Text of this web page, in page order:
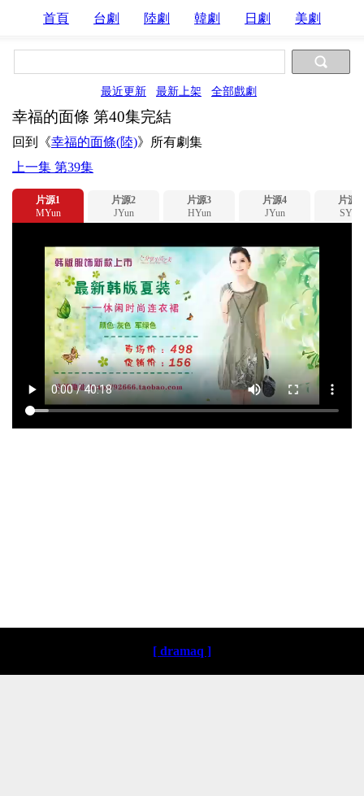
首頁 台劇 陸劇 韓劇 日劇 美劇
最近更新 最新上架 全部戲劇
幸福的面條 第40集完結
回到《幸福的面條(陸)》所有劇集
上一集 第39集
片源1
MYun
片源2
JYun
片源3
HYun
片源4
JYun
片源5
SYun
[ dramaq ]